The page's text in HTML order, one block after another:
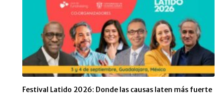
Festival Latido 2026: Donde las causas laten más fuerte